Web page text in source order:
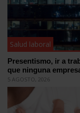
Salud laboral
Presentismo, ir a
que ninguna
5 AGOSTO, 2026